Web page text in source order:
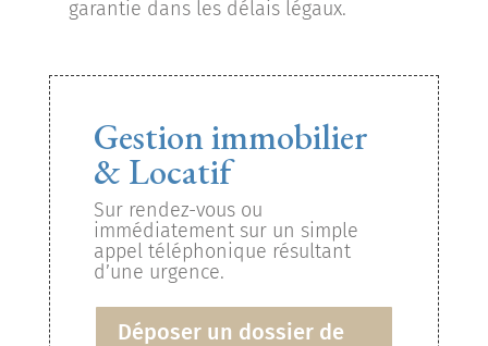
garantie dans les délais légaux.
Gestion immobilier
& Locatif
Sur rendez-vous ou
immédiatement sur un simple
appel téléphonique résultant
d’une urgence.
Déposer un dossier de